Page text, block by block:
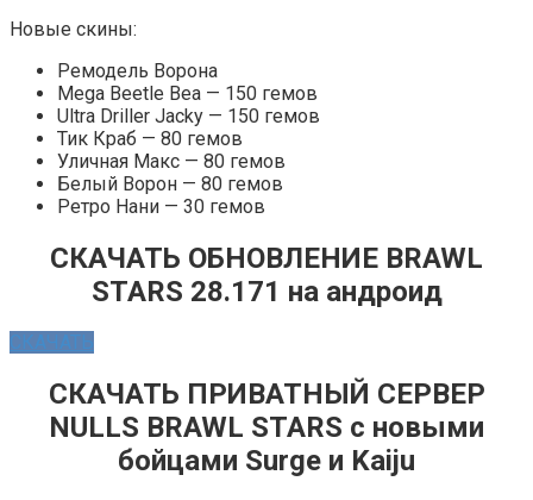
Новые скины:
Ремодель Ворона
Mega Beetle Bea — 150 гемов
Ultra Driller Jacky — 150 гемов
Тик Краб — 80 гемов
Уличная Макс — 80 гемов
Белый Ворон — 80 гемов
Ретро Нани — 30 гемов
СКАЧАТЬ ОБНОВЛЕНИЕ BRAWL
STARS 28.171 на андроид
СКАЧАТЬ
СКАЧАТЬ ПРИВАТНЫЙ СЕРВЕР
NULLS BRAWL STARS с новыми
бойцами Surge и Kaiju